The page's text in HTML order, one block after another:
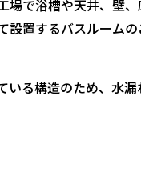
場で浴槽や天井、壁
置するバスルームの
いる構造のため、水